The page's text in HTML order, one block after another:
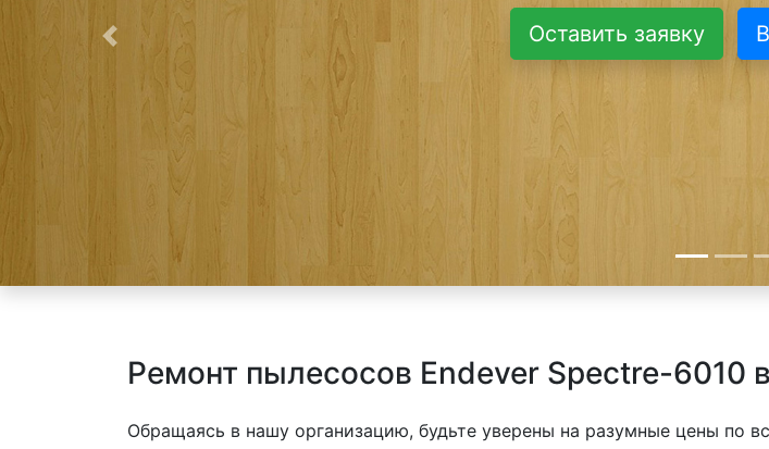
Оставить заявку
Предыдущая
Ремонт пылесосов Endever Spectre-6010
Обращаясь в нашу организацию, будьте уверены на разумные цены по